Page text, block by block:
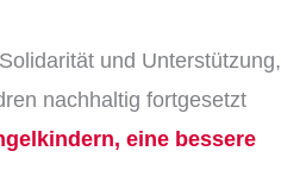
und Unterstützung,
nachhaltig fortgesetzt
, eine bessere